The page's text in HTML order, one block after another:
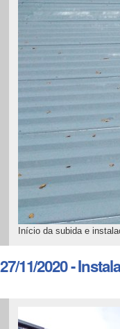
Início da subida e
27/11/2020 -